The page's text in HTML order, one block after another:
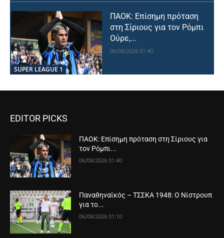
SUPER LEAGUE 1
ΠΑΟΚ: Επίσημη πρόταση
στη Σίριους για τον Ρόμπι
Ούρε,...
06/08/2026 01:40
EDITOR PICKS
ΠΑΟΚ: Επίσημη πρόταση στη Σίριους για
τον Ρόμπι...
06/08/2026 01:40
Παναθηναϊκός – ΤΣΣΚΑ 1948: Ο Νίστρουπ
για το...
06/08/2026 01:10